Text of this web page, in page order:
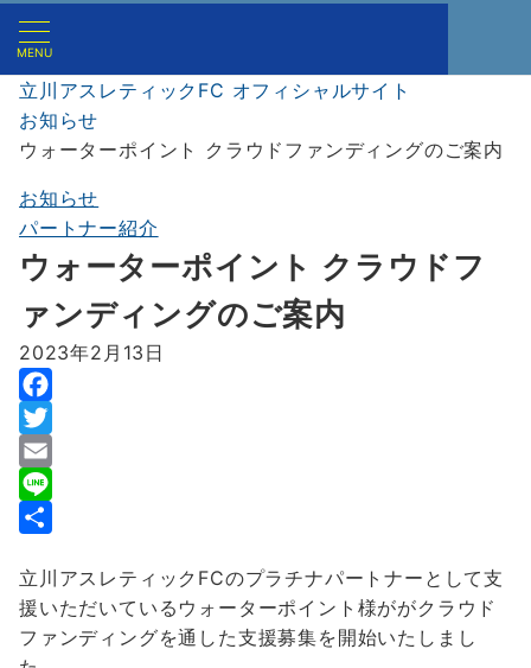
MENU
立川アスレティックFC オフィシャルサイト
お知らせ
ウォーターポイント クラウドファンディングのご案内
お知らせ
パートナー紹介
ウォーターポイント クラウドフ
ァンディングのご案内
2023年2月13日
F
a
c
e
o
o
k
T
w
t
e
r
E
m
i
l
L
n
e
有
立川アスレティックFCのプラチナパートナーとして支
援いただいているウォーターポイント様ががクラウド
ファンディングを通した支援募集を開始いたしまし